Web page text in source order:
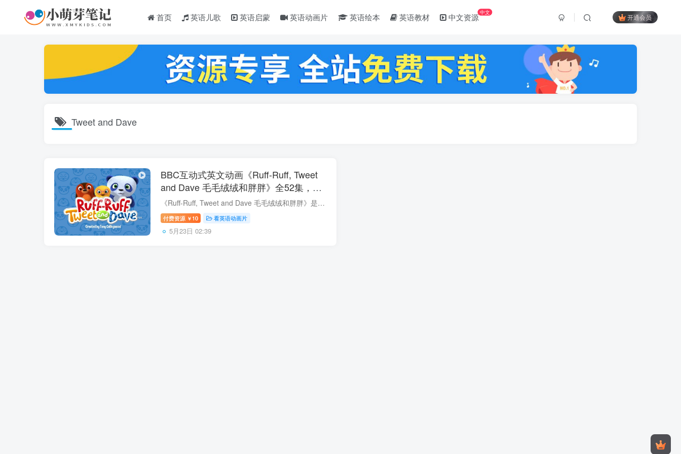
首页 英语儿歌 英语启蒙 英语动画片 英语绘本 英语教材 中文资源中文
开通会员
Tweet and Dave
BBC互动式英文动画《Ruff-Ruff, Tweet
and Dave 毛毛绒绒和胖胖》全52集，
1080P高清视频带英文字幕，带配套音频
MP3，百度云网盘下载！
《Ruff-Ruff, Tweet and Dave 毛毛绒绒和胖胖》是一部针对学龄前儿童的动画教育节目，由英国制作公司Collingwood & Co.制作，旨在通过互动性和娱乐性帮助孩子们学习和发展关键技能。 该剧讲述了...
付费资源 ￥ 10 看英语动画片
5月23日 02:39